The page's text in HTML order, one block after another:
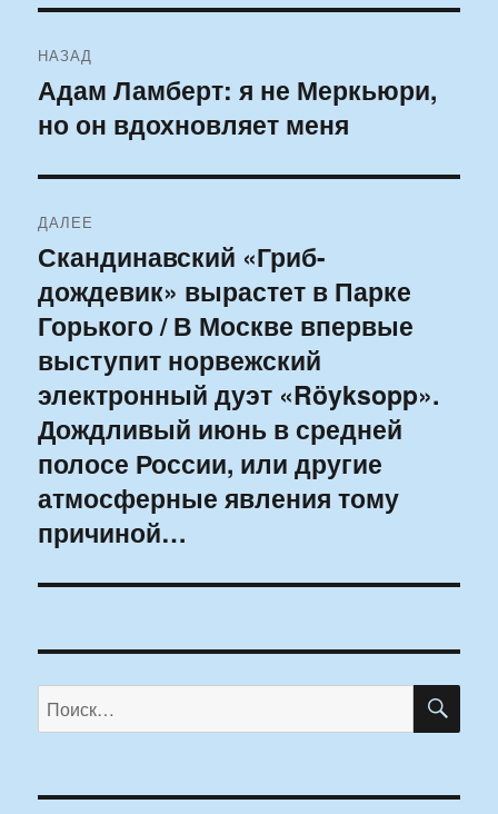
по
записям
НАЗАД
Предыдущая
запись:
Адам Ламберт: я не Меркьюри,
но он вдохновляет меня
ДАЛЕЕ
Следующая
запись:
Скандинавский «Гриб-
дождевик» вырастет в Парке
Горького / В Москве впервые
выступит норвежский
электронный дуэт «Röyksopp».
Дождливый июнь в средней
полосе России, или другие
атмосферные явления тому
причиной…
Искать: